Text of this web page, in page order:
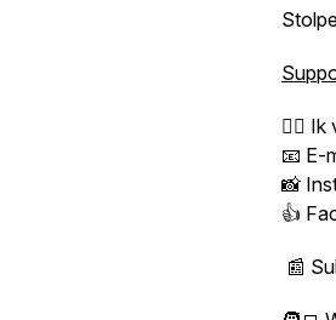
🙋‍♂️
📧 E-
📸
👍
📰